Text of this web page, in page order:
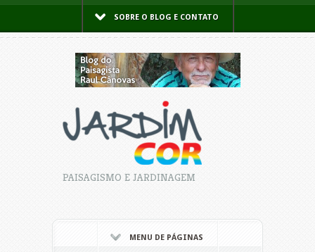
SOBRE O BLOG E CONTATO
PAISAGISMO E JARDINAGEM
MENU DE PÁGINAS